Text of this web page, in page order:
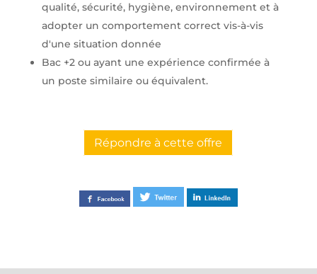
qualité, sécurité, hygiène, environnement et à
adopter un comportement correct vis-à-vis
d'une situation donnée
Bac +2 ou ayant une expérience confirmée à
un poste similaire ou équivalent.
Répondre à cette offre